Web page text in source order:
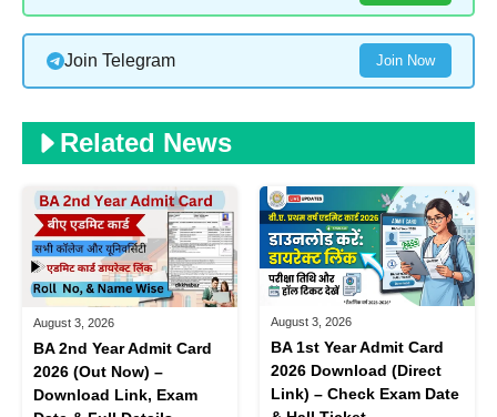
Join Telegram Join Now
Related News
August 3, 2026
BA 2nd Year Admit Card
2026 (Out Now) –
Download Link, Exam
August 3, 2026
BA 1st Year Admit Card
2026 Download (Direct
Link) – Check Exam Date